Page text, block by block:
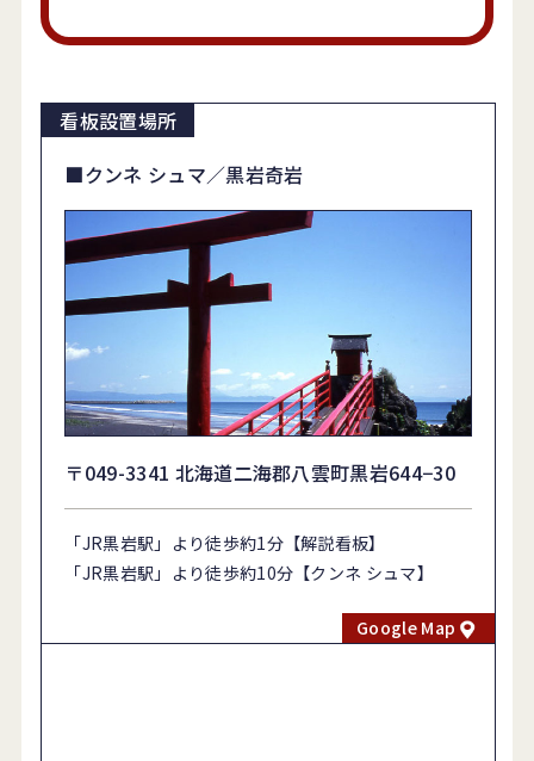
■クンネ シュマ／黒岩奇岩
〒049-3341 北海道二海郡八雲町黒岩644−30
「JR黒岩駅」より徒歩約1分【解説看板】
「JR黒岩駅」より徒歩約10分【クンネ シュマ】
Google Map